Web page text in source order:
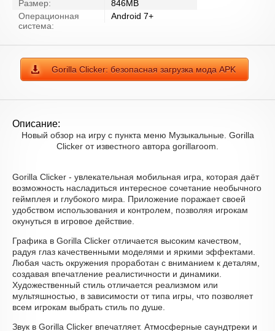
Размер:
846MB
Операционная
система:
Android 7+
Gorilla Clicker: безопасная загрузка мода APK
Описание:
Новый обзор на игру с пункта меню Музыкальные. Gorilla
Clicker от известного автора gorillaroom.
Gorilla Clicker - увлекательная мобильная игра, которая даёт
возможность насладиться интересное сочетание необычного
геймплея и глубокого мира. Приложение поражает своей
удобством использования и контролем, позволяя игрокам
окунуться в игровое действие.
Графика в Gorilla Clicker отличается высоким качеством,
радуя глаз качественными моделями и яркими эффектами.
Любая часть окружения проработан с вниманием к деталям,
создавая впечатление реалистичности и динамики.
Художественный стиль отличается реализмом или
мультяшностью, в зависимости от типа игры, что позволяет
всем игрокам выбрать стиль по душе.
Звук в Gorilla Clicker впечатляет. Атмосферные саундтреки и